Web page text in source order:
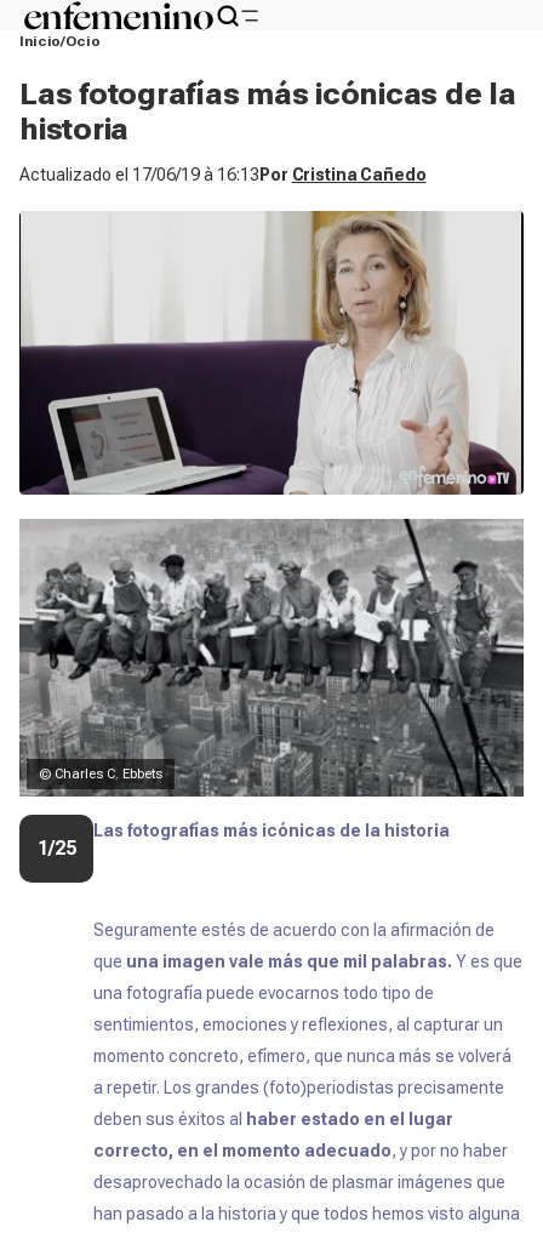
Inicio Ocio
Las fotografías más icónicas de la
historia
Actualizado el 17/06/19 à 16:13 Por Cristina Cañedo
© Charles C. Ebbets
1/25
Las fotografías más icónicas de la historia
Seguramente estés de acuerdo con la afirmación de
que una imagen vale más que mil palabras. Y es que
una fotografía puede evocarnos todo tipo de
sentimientos, emociones y reflexiones, al capturar un
momento concreto, efímero, que nunca más se volverá
a repetir. Los grandes (foto)periodistas precisamente
deben sus éxitos al
haber estado en el lugar
correcto, en el momento adecuado, y por no haber
desaprovechado la ocasión de plasmar imágenes que
han pasado a la historia y que todos hemos visto alguna